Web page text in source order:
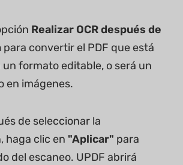
Realizar OCR después de
para convertir el PDF que está
un formato editable, o será un
en imágenes.
de seleccionar la
haga clic en "Aplicar" para
del escaneo. UPDF abrirá